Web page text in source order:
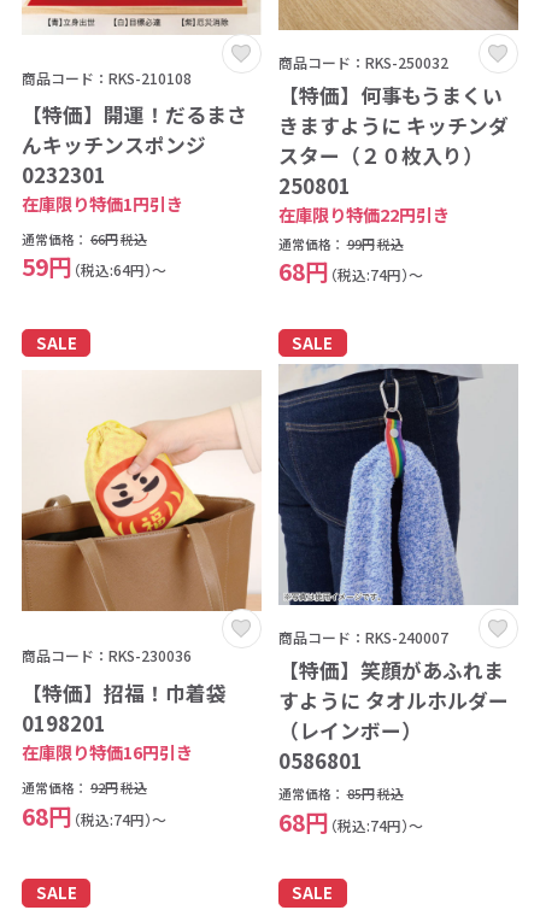
商品コード：RKS-210108
【特価】開運！だるまさ
んキッチンスポンジ
0232301
在庫限り特価1円引き
通常価格： 66円税込
59円 （税込:64円）～
商品コード：RKS-250032
【特価】何事もうまくい
きますように キッチンダ
スター（２０枚入り）
250801
在庫限り特価22円引き
通常価格： 99円税込
68円 （税込:74円）～
SALE
商品コード：RKS-230036
【特価】招福！巾着袋
0198201
在庫限り特価16円引き
通常価格： 92円税込
68円 （税込:74円）～
SALE
商品コード：RKS-240007
【特価】笑顔があふれま
すように タオルホルダー
（レインボー）
0586801
通常価格： 85円税込
68円 （税込:74円）～
SALE SALE